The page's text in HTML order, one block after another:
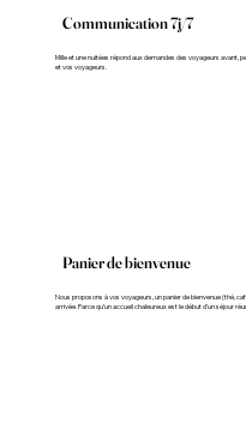
Communication 7j/7
Mille et une nuitées répond aux demandes des voyageurs avant,
et vos voyageurs.
Panier de bienvenue
Nous proposons à vos voyageurs, un panier de bienvenue (thé,
arrivée. Parce qu’un accueil chaleureux est le début d’un séjour